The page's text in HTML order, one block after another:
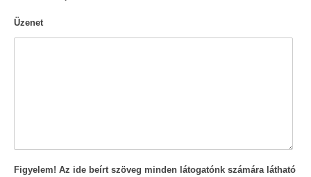
Üzenet
Figyelem! Az ide beírt szöveg minden látogatónk számára látható